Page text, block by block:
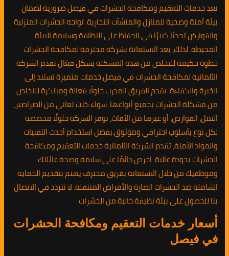
تعد خدمات التعقيم ومكافحة الحشرات في فيصل ضرورية لضمان
بيئة آمنة وصحية للمنازل والمنشآت التجارية. تواجه الحشرات المنزلية
والقوارض تحديًا كبيرًا في الحفاظ على النظافة وسلامة البيئة
المحيطة. لذلك، يعد الاستعانة بشركة محترفة لمكافحة الحشرات
خطوة حكيمة للتخلص من هذه المشكلة بشكل فعّال.تقدم الشركة
الألمانية لمكافحة الحشرات في فيصل خدمات متميزة تستند إلى
الخبرة والكفاءة. يقدم الفريق المدرب حلولًا فعالة ومبتكرة للتخلص
من مشكلة الحشرات بجميع أنواعها. سواء كنت تعاني من الصراصير،
النمل، القوارض، أو غيرها من الآفات، توفر الشركة حلولًا مخصصة
لكل نوع بأسلوب احترافي وموثوق.بفضل استخدام أحدث التقنيات
والمواد الآمنة، تقدم الشركة الألمانية خدمات التعقيم ومكافحة
الحشرات بجودة عالية. احرص دائمًا على سلامة وصحة عائلتك
وموظفيك من خلال الاستعانة بفريق محترف يهتم بتقديم الحماية
الشاملة ضد الحشرات الضارة والأمراض المنتقلة. لا تتردد في الاتصال
بنا للحصول على بيئة نظيفة خالية من الحشرات.
أسعار خدمات التعقيم ومكافحة الحشرات
في فيصل